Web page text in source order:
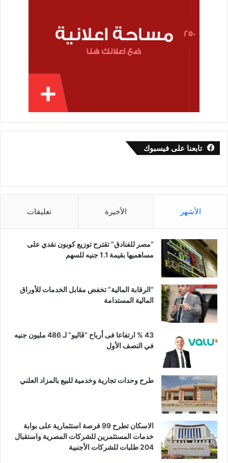
تابعنا على فيسبوك
الأشهر الأخيرة تعليقات
“مصر للفنادق” تقترح توزيع كوبون نقدي على
مساهميها بقيمة 1.1 جنيه للسهم
“الرقابة المالية” تخفض مقابل الخدمات للأوراق
المالية المستدامة
43 % ارتفاعا فى أرباح “ڤاليو” لـ 486 مليون جنيه
في النصف الأول
طرح وحدات تجارية وخدمية للبيع بالمزاد العلني
الاسكان تطرح 99 فرصة استثمارية على بوابة
خدمات المستثمرين للشركات المصرية واستقبال
204 طلبات للشركات الأجنبية